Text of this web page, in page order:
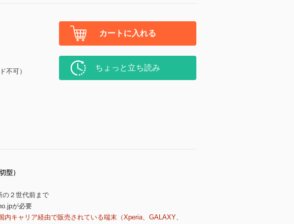
不可）
カートに入れる
ちょっと立ち読み
型）
の２世代前まで
が必要
キャリア経由で販売されている端末（Xperia、GALAXY、